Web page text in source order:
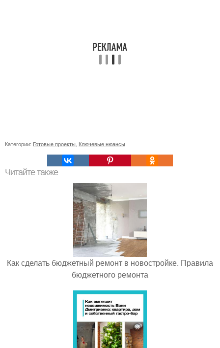
Категории: Готовые проекты Ключевые нюансы
Читайте также
Как сделать бюджетный ремонт в новостройке. Правила
бюджетного ремонта